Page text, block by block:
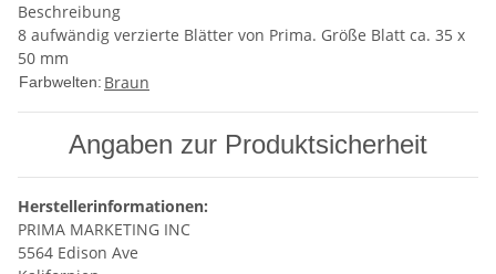
Beschreibung
8 aufwändig verzierte Blätter von Prima. Größe Blatt ca. 35 x
50 mm
Farbwelten: Braun
Angaben zur Produktsicherheit
Herstellerinformationen:
PRIMA MARKETING INC
5564 Edison Ave